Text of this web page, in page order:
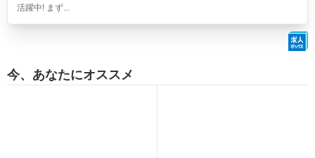
活躍中! まず...
今、あなたにオススメ